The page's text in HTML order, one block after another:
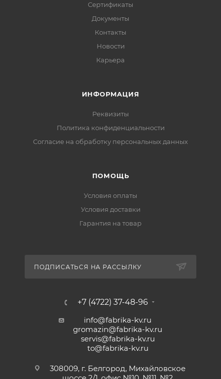
Сертификаты
Документы
Контакты
Новости
Карьера
ИНФОРМАЦИЯ
Реквизиты
Политика конфиденциальности
Cогласие на обработку персональных данных
ПОМОЩЬ
Условия оплаты
Условия доставки
Гарантия на товар
ПОДПИСАТЬСЯ НА РАССЫЛКУ
+7 (4722) 37-48-96
info@fabrika-kv.ru
gromazin@fabrika-kv.ru
servis@fabrika-kv.ru
to@fabrika-kv.ru
308009, г. Белгород, Михайловское